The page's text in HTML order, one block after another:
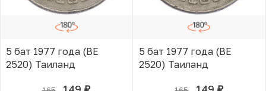
5 бат 1977 года (BE
2520) Таиланд
5 бат 1977 года (BE
2520) Таиланд